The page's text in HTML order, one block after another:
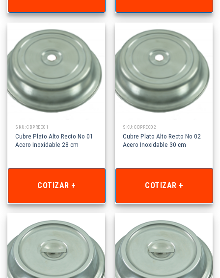
SKU: CBPREC01
Cubre Plato Alto Recto No 01
Acero Inoxidable 28 cm
COTIZAR +
SKU: CBPREC02
Cubre Plato Alto Recto No 02
Acero Inoxidable 30 cm
COTIZAR +